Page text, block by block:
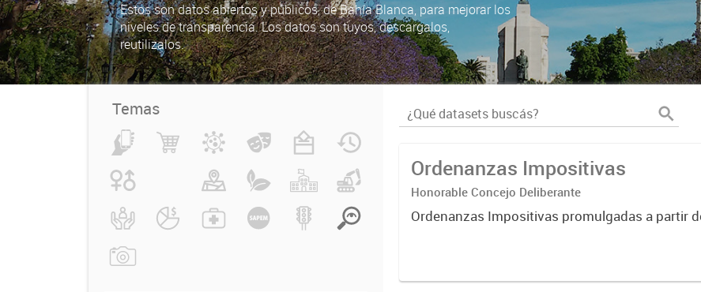
Estos son datos abiertos y públicos, de Bahía Blanca, para mejorar los
niveles de transparencia. Los datos son tuyos, descargalos,
reutilizalos.
Temas
Ordenanzas Impositivas
Honorable Concejo Deliberante
Ordenanzas Impositivas promulgadas a partir